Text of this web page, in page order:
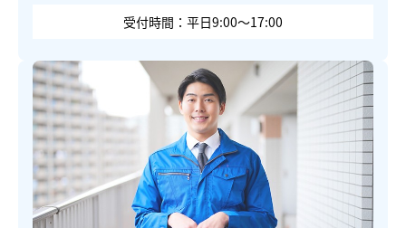
受付時間：平日9:00～17:00